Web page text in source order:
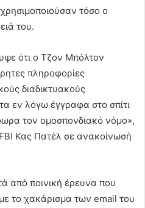
τόσο ο
του.
ότι ο Τζον Μπόλτον
πληροφορίες
διαδικτυακούς
εν λόγω έγγραφα στο σπίτι
τον ομοσπονδιακό νόμο»,
Κας Πατέλ σε ανακοίνωσή
από ποινική έρευνα που
το χακάρισμα των email του